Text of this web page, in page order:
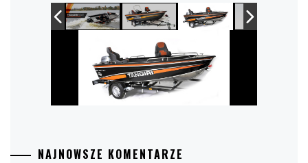
NAJNOWSZE KOMENTARZE